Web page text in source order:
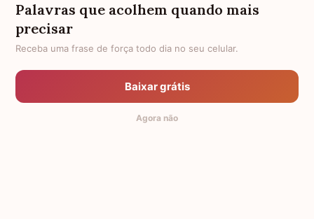
SAUDADE DA AVÓ
HOMENAGEM PARA MÃE
SAUDADE DA MINHA FILHA SAUDADE E ADEUS
Palavras que acolhem quando mais
precisar
Receba uma frase de força todo dia no seu celular.
Baixar grátis
Agora não